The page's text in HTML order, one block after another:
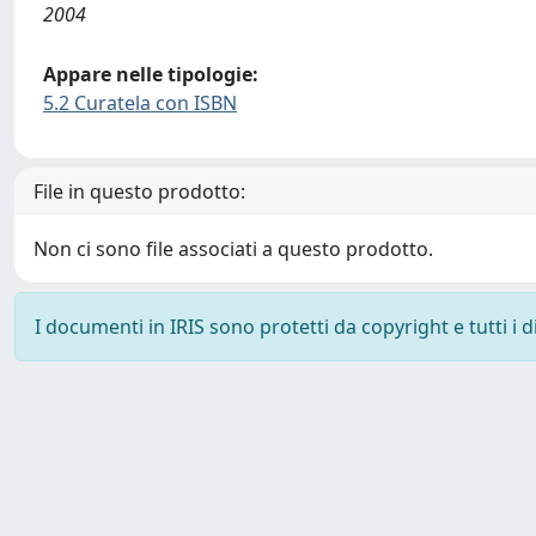
2004
Appare nelle tipologie:
5.2 Curatela con ISBN
File in questo prodotto:
Non ci sono file associati a questo prodotto.
I documenti in IRIS sono protetti da copyright e tutti i